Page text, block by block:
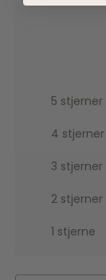
5 stjerner
4 stjerner
3 stjerner
2 stjerner
1 stjerne